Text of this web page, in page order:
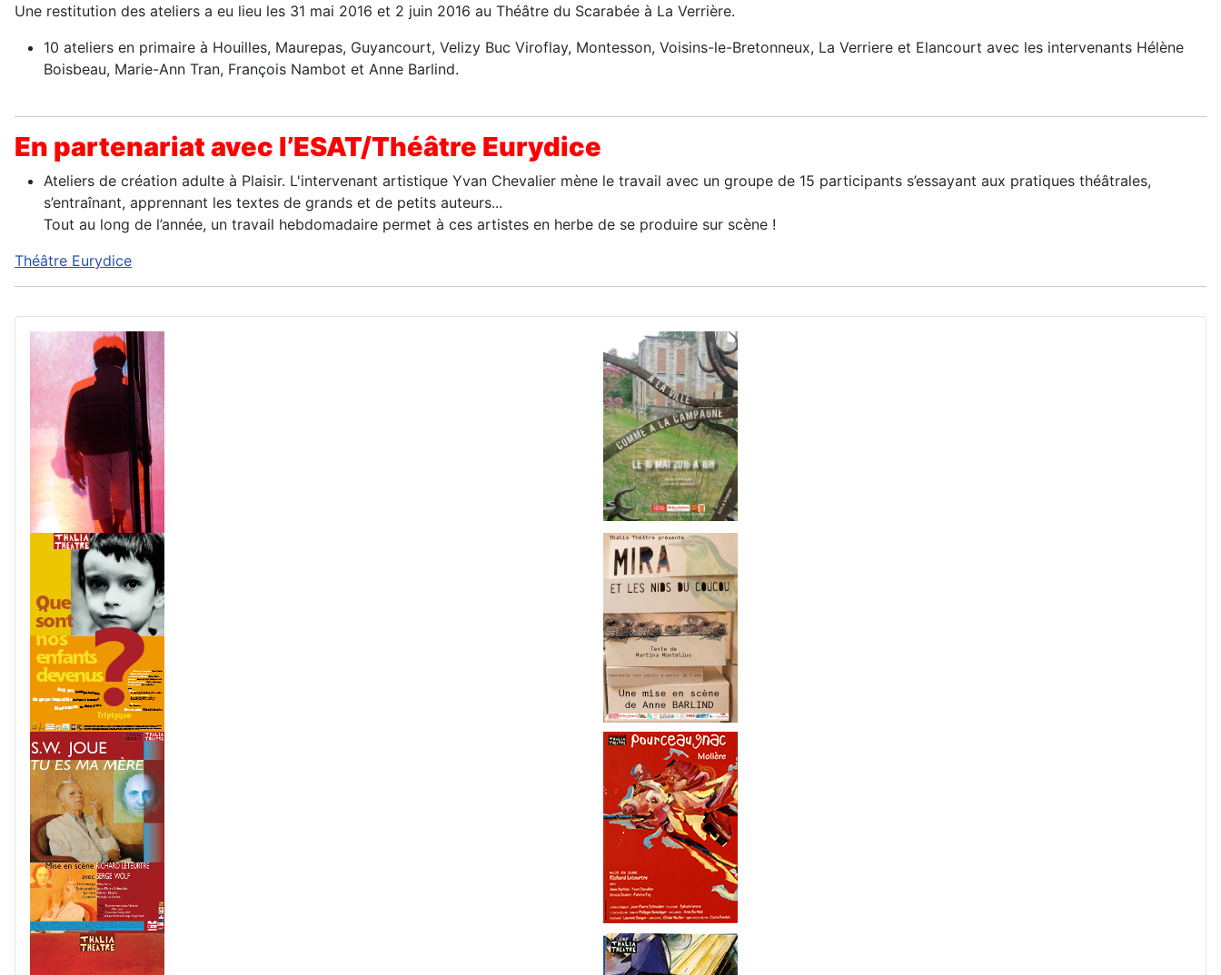
Une restitution des ateliers a eu lieu les 31 mai 2016 et 2 juin 2016 au Théâtre du Scarabée à La Verrière.
10 ateliers en primaire à Houilles, Maurepas, Guyancourt, Velizy Buc Viroflay, Montesson, Voisins-le-Bretonneux, La Verriere et Elancourt avec les intervenants Hélène
Boisbeau, Marie-Ann Tran, François Nambot et Anne Barlind.
En partenariat avec l’ESAT/Théâtre Eurydice
Ateliers de création adulte à Plaisir. L'intervenant artistique Yvan Chevalier mène le travail avec un groupe de 15 participants s’essayant aux pratiques théâtrales,
s’entraînant, apprennant les textes de grands et de petits auteurs...
Tout au long de l’année, un travail hebdomadaire permet à ces artistes en herbe de se produire sur scène !
Théâtre Eurydice